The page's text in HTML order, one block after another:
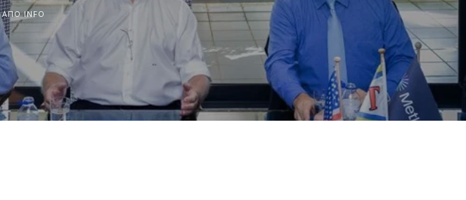
ΑΠΌ INFO